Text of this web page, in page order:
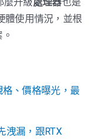
麼升級處理器也是
體使用情況，並根
格、價格曝光，最
洩漏，跟RTX